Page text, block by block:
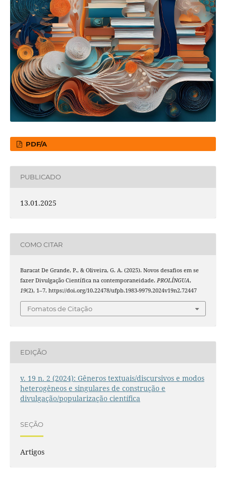
PDF/A
PUBLICADO
13.01.2025
COMO CITAR
Baracat De Grande, P., & Oliveira, G. A. (2025). Novos desafios em se
fazer Divulgação Científica na contemporaneidade. PROLÍNGUA,
19(2), 1–7. https://doi.org/10.22478/ufpb.1983-9979.2024v19n2.72447
Fomatos de Citação
EDIÇÃO
v. 19 n. 2 (2024): Gêneros textuais/discursivos e modos
heterogêneos e singulares de construção e
divulgação/popularização científica
SEÇÃO
Artigos